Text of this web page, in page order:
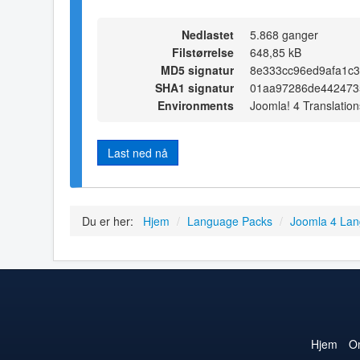
Nedlastet
5.868 ganger
Filstørrelse
648,85 kB
MD5 signatur
SHA1 signatur
Environments
Joomla! 4
Last ned nå
Du er her: Hjem / Language Packs / Joomla 4
Hjem